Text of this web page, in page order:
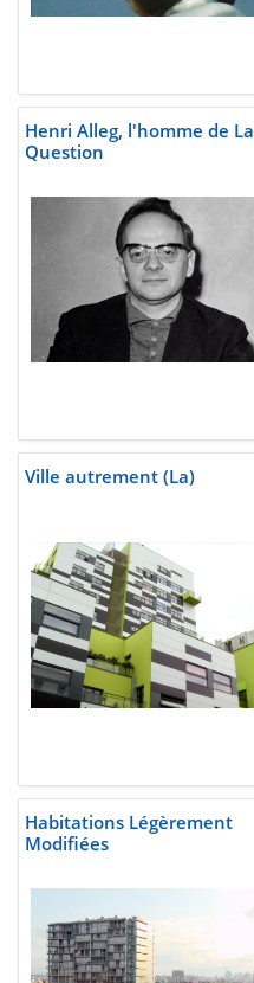
Henri Alleg, l'homme de La
Question
Ville autrement (La)
Habitations Légèrement
Modifiées